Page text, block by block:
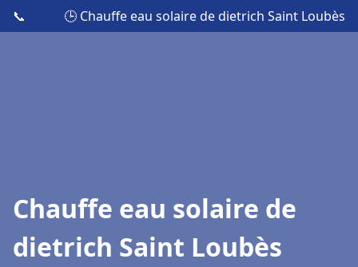
📞 🕒 Chauffe eau solaire de dietrich Saint Loubès
Chauffe eau solaire de
dietrich Saint Loubès